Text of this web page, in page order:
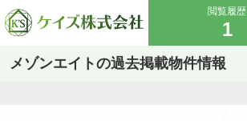
閲覧履歴
1
メゾンエイトの過去掲載物件情報